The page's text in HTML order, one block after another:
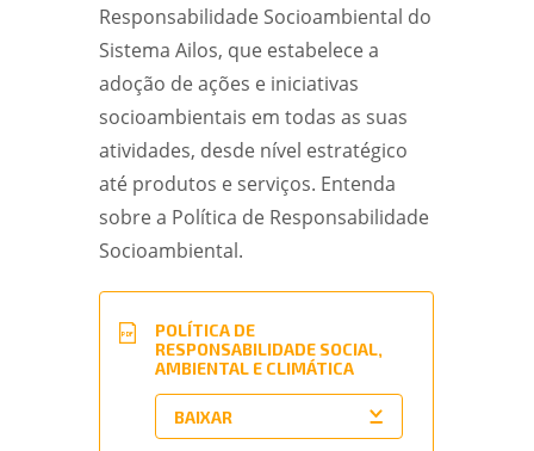
Responsabilidade Socioambiental do
Sistema Ailos, que estabelece a
adoção de ações e iniciativas
socioambientais em todas as suas
atividades, desde nível estratégico
até produtos e serviços. Entenda
sobre a Política de Responsabilidade
Socioambiental.
POLÍTICA DE
RESPONSABILIDADE SOCIAL,
AMBIENTAL E CLIMÁTICA
PDF